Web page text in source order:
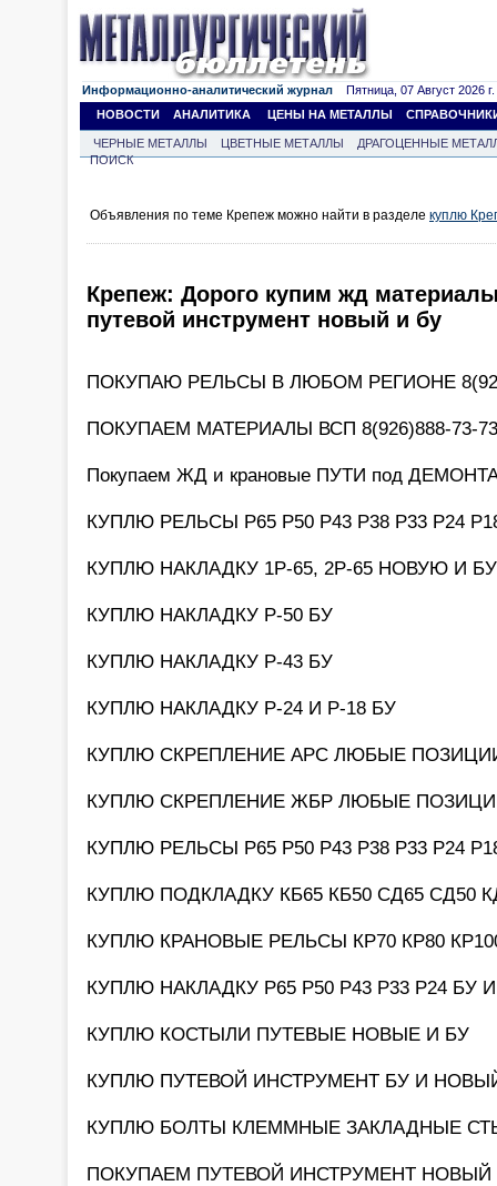
Информационно-аналитический журнал Пятница, 07 Август 2026 г.
НОВОСТИ
АНАЛИТИКА ЦЕНЫ НА МЕТАЛЛЫ
ЧЕРНЫЕ МЕТАЛЛЫ ЦВЕТНЫЕ МЕТАЛЛЫ
ДРАГОЦЕННЫЕ
ПОИСК
Объявления по теме Крепеж можно найти в разделе куплю
Крепеж: Дорого купим жд
путевой инструмент новый и бу
ПОКУПАЮ РЕЛЬСЫ В ЛЮБОМ РЕГИОНЕ
ПОКУПАЕМ МАТЕРИАЛЫ ВСП 8(926)888-73-
Покупаем ЖД и крановые ПУТИ под
КУПЛЮ РЕЛЬСЫ Р65 Р50 Р43 Р38 Р33 Р24
КУПЛЮ НАКЛАДКУ 1Р-65, 2Р-65 НОВУЮ И БУ
КУПЛЮ НАКЛАДКУ Р-50 БУ
КУПЛЮ НАКЛАДКУ Р-43 БУ
КУПЛЮ НАКЛАДКУ Р-24 И Р-18 БУ
КУПЛЮ СКРЕПЛЕНИЕ АРС ЛЮБЫЕ
КУПЛЮ СКРЕПЛЕНИЕ ЖБР ЛЮБЫЕ
КУПЛЮ РЕЛЬСЫ Р65 Р50 Р43 Р38 Р33 Р24
КУПЛЮ ПОДКЛАДКУ КБ65 КБ50 СД65 СД50
КУПЛЮ КРАНОВЫЕ РЕЛЬСЫ КР70 КР80
КУПЛЮ НАКЛАДКУ Р65 Р50 Р43 Р33 Р24 БУ
КУПЛЮ КОСТЫЛИ ПУТЕВЫЕ НОВЫЕ И БУ
КУПЛЮ ПУТЕВОЙ ИНСТРУМЕНТ БУ И
КУПЛЮ БОЛТЫ КЛЕММНЫЕ ЗАКЛАДНЫЕ
ПОКУПАЕМ ПУТЕВОЙ ИНСТРУМЕНТ НОВЫЙ